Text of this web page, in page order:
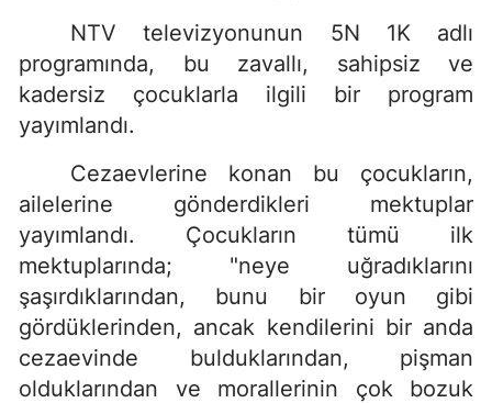
NTV televizyonunun 5N 1K adlı
programında, bu zavallı, sahipsiz ve
kadersiz çocuklarla ilgili bir program
yayımlandı.
Cezaevlerine konan bu çocukların,
ailelerine gönderdikleri mektuplar
yayımlandı. Çocukların tümü ilk
mektuplarında; "neye uğradıklarını
şaşırdıklarından, bunu bir oyun gibi
gördüklerinden, ancak kendilerini bir anda
cezaevinde bulduklarından, pişman
olduklarından ve morallerinin çok bozuk